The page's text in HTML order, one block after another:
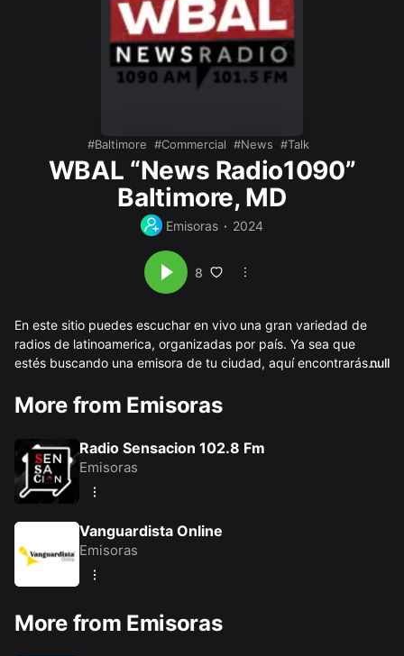
Baltimore Commercial News Talk
WBAL “News Radio1090”
Baltimore, MD
Emisoras 2024
8
En este sitio puedes escuchar en vivo una gran variedad de
radios de latinoamerica, organizadas por país. Ya sea que
estés buscando una emisora de tu ciudad, aquí encontrarás
transmiten música, noticias, deportes, programas culturales y
línea con excelente calidad de audio.
Escucha radios de tu comunidad o descubre nuevas voces
computadora, de forma fácil y gratuita. También puedes
descargar nuestra app multiradio desde tu dispositivo android.
null
More from Emisoras
Radio Sensacion 102.8 Fm
Emisoras
Vanguardista Online
Emisoras
More from Emisoras